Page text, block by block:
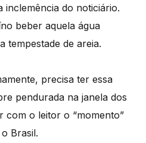
inclemência do noticiário.
beber aquela água
tempestade de areia.
precisa ter essa
pendurada na janela dos
com o leitor o “momento”
Brasil.